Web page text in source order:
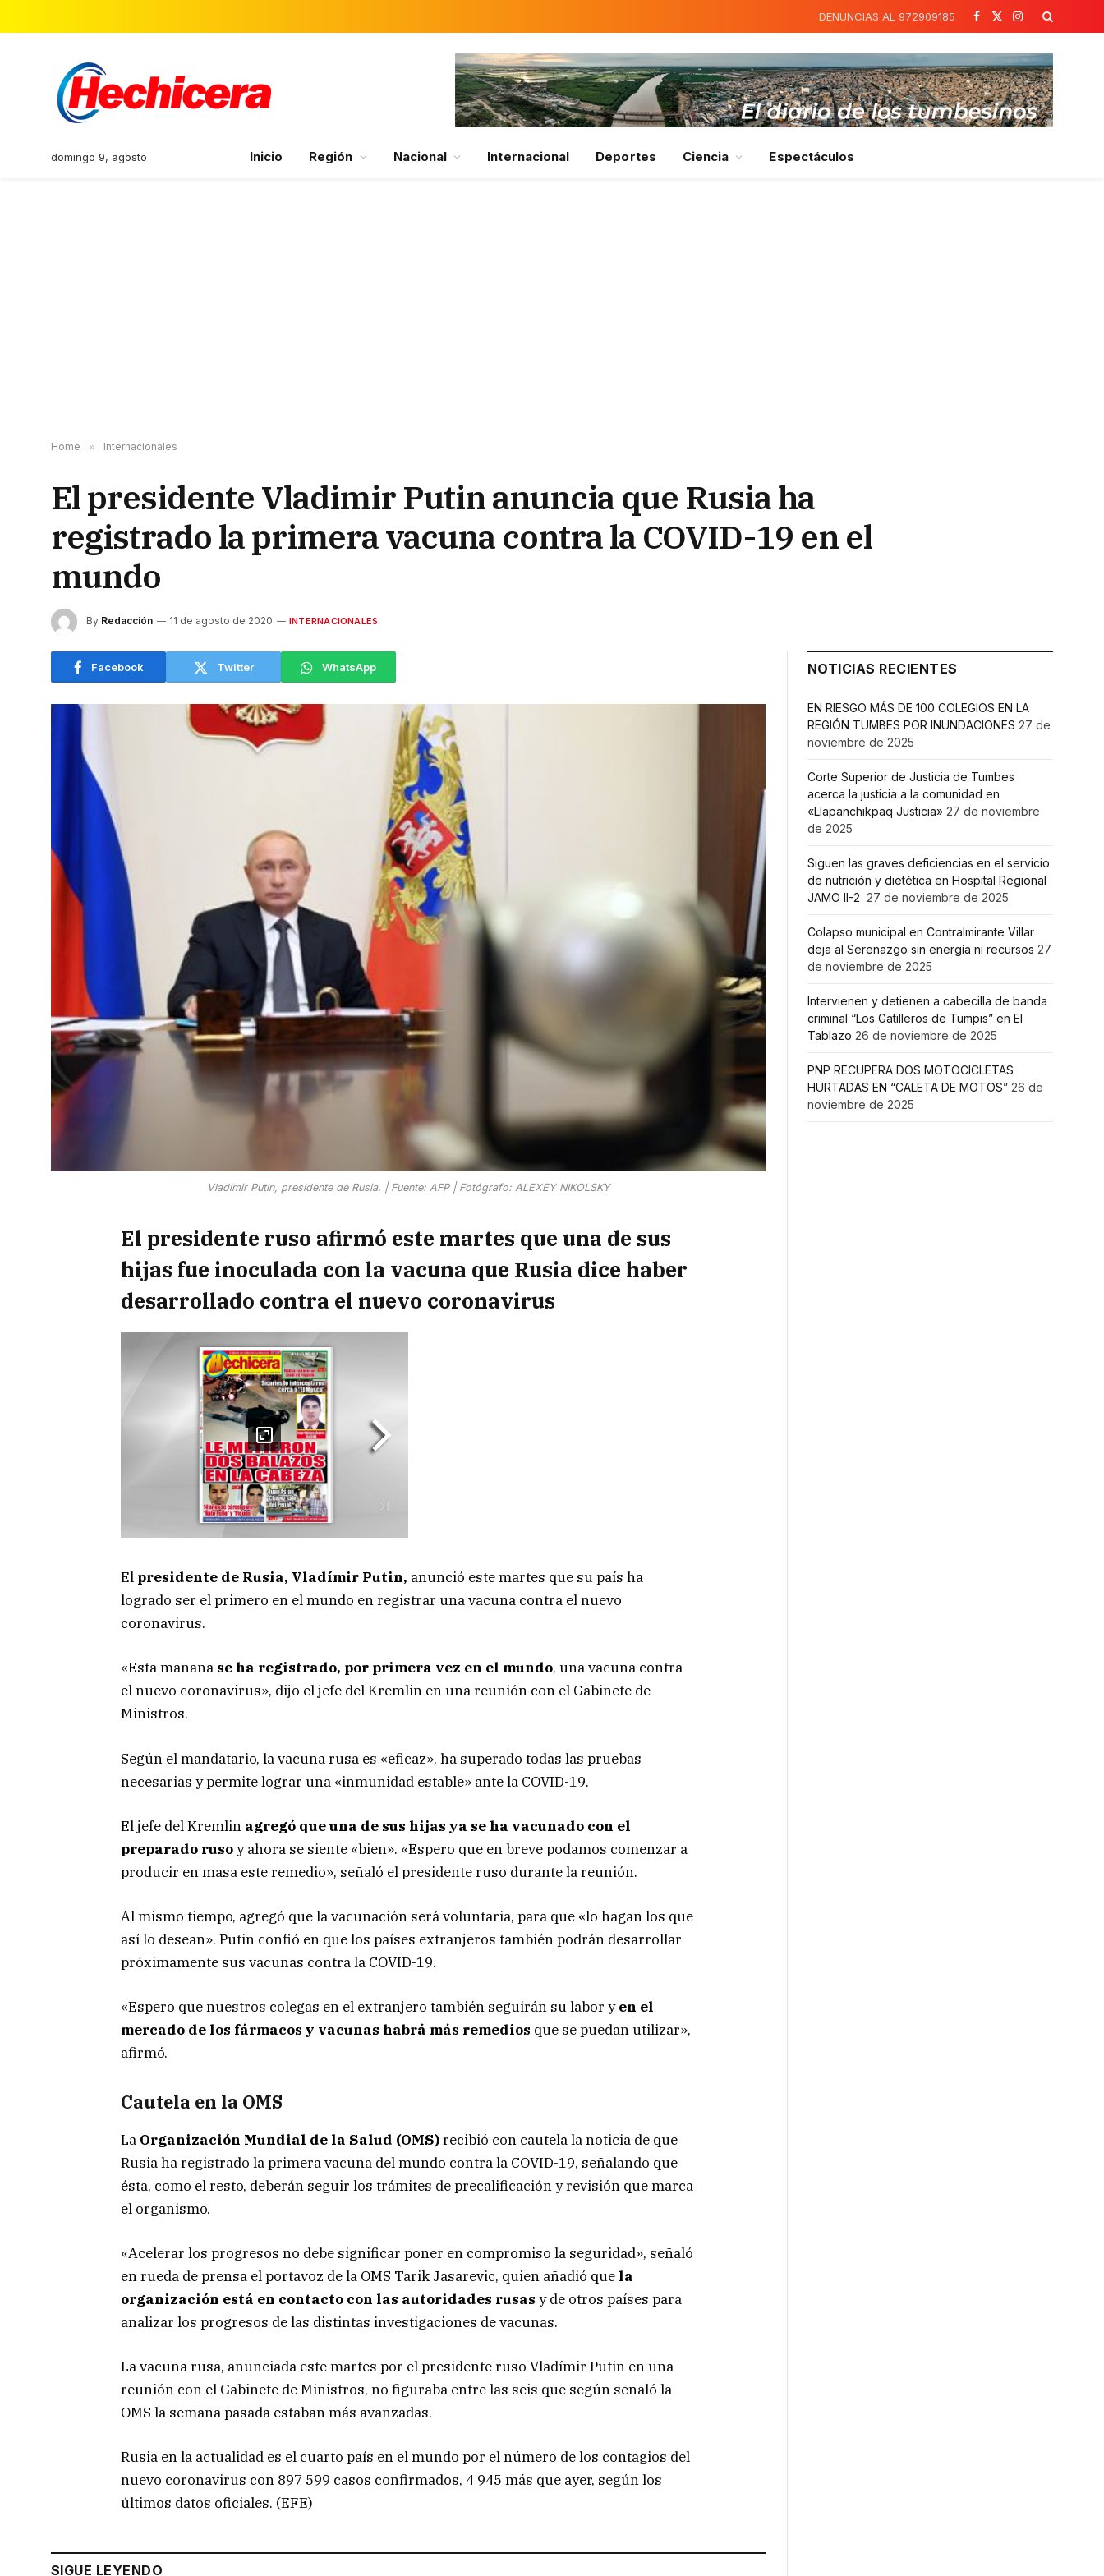
DENUNCIAS AL 972909185
Facebook
X
Instagram
domingo 9, agosto Inicio Región Nacional Internacional Deportes Ciencia Espectáculos
Home » Internacionales
El presidente Vladimir Putin anuncia que Rusia ha
registrado la primera vacuna contra la COVID-19 en el
mundo
By Redacción 11 de agosto de 2020 INTERNACIONALES
Facebook Twitter WhatsApp
Vladimir Putin, presidente de Rusia. | Fuente: AFP | Fotógrafo: ALEXEY NIKOLSKY
El presidente ruso afirmó este martes que una de sus
hijas fue inoculada con la vacuna que Rusia dice haber
desarrollado contra el nuevo coronavirus
El presidente de Rusia, Vladímir Putin, anunció este martes que su país ha
logrado ser el primero en el mundo en registrar una vacuna contra el nuevo
coronavirus.
«Esta mañana se ha registrado, por primera vez en el mundo, una vacuna contra
el nuevo coronavirus», dijo el jefe del Kremlin en una reunión con el Gabinete de
Ministros.
Según el mandatario, la vacuna rusa es «eficaz», ha superado todas las pruebas
necesarias y permite lograr una «inmunidad estable» ante la COVID-19.
El jefe del Kremlin agregó que una de sus hijas ya se ha vacunado con el
preparado rusoy ahora se siente «bien». «Espero que en breve podamos comenzar a
producir en masa este remedio», señaló el presidente ruso durante la reunión.
Al mismo tiempo, agregó que la vacunación será voluntaria, para que «lo hagan los que
así lo desean». Putin confió en que los países extranjeros también podrán desarrollar
próximamente sus vacunas contra la COVID-19.
«Espero que nuestros colegas en el extranjero también seguirán su labor yen el
mercado de los fármacos y vacunas habrá más remedios que se puedan utilizar»,
afirmó.
Cautela en la OMS
La Organización Mundial de la Salud (OMS)recibió con cautela la noticia de que
Rusia ha registrado la primera vacuna del mundo contra la COVID-19, señalando que
ésta, como el resto, deberán seguir los trámites de precalificación y revisión que marca
el organismo.
«Acelerar los progresos no debe significar poner en compromiso la seguridad», señaló
en rueda de prensa el portavoz de la OMS Tarik Jasarevic, quien añadió que la
organización está en contacto con las autoridades rusas y de otros países para
analizar los progresos de las distintas investigaciones de vacunas.
La vacuna rusa, anunciada este martes por el presidente ruso Vladímir Putin en una
reunión con el Gabinete de Ministros, no figuraba entre las seis que según señaló la
OMS la semana pasada estaban más avanzadas.
Rusia en la actualidad es el cuarto país en el mundo por el número de los contagios del
nuevo coronavirus con 897 599 casos confirmados, 4 945 más que ayer, según los
últimos datos oficiales. (EFE)
SIGUE LEYENDO
NOTICIAS RECIENTES
EN RIESGO MÁS DE 100 COLEGIOS EN LA
REGIÓN TUMBES POR INUNDACIONES 27 de
noviembre de 2025
Corte Superior de Justicia de Tumbes
acerca la justicia a la comunidad en
«Llapanchikpaq Justicia» 27 de noviembre
de 2025
Siguen las graves deficiencias en el servicio
de nutrición y dietética en Hospital Regional
JAMO II-2 27 de noviembre de 2025
Colapso municipal en Contralmirante Villar
deja al Serenazgo sin energía ni recursos 27
de noviembre de 2025
Intervienen y detienen a cabecilla de banda
criminal “Los Gatilleros de Tumpis” en El
Tablazo 26 de noviembre de 2025
PNP RECUPERA DOS MOTOCICLETAS
HURTADAS EN “CALETA DE MOTOS” 26 de
noviembre de 2025